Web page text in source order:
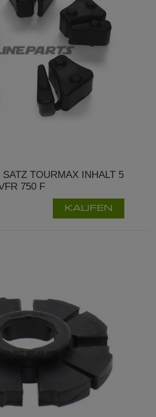
TOURMAX INHALT 5
750 F
KAUFEN